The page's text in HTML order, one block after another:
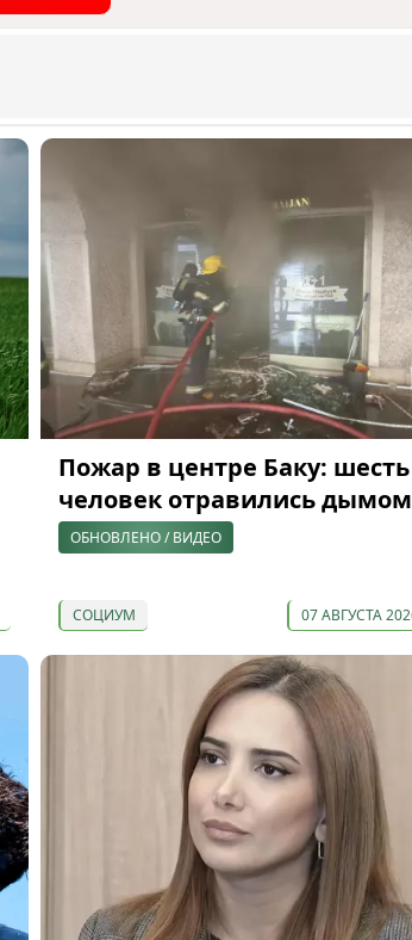
ЗРИТЕЛЕЙ
05
Пожар в центре Баку: шесть
человек отравились дымом
ОБНОВЛЕНО / ВИДЕО
СОЦИУМ 07 АВГУСТА